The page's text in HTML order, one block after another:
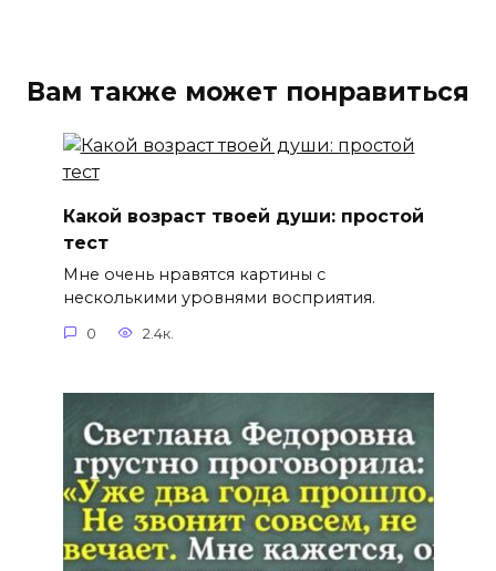
Вам также может понравиться
Какой возраст твоей души: простой
тест
Мне очень нравятся картины с
несколькими уровнями восприятия.
0 2.4к.